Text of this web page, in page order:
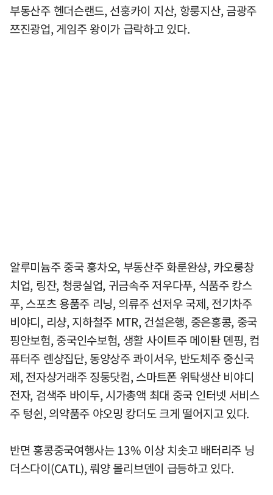
부동산주 헨더슨랜드, 선훙카이 지산, 항룽지산, 금광주
쯔진광업, 게임주 왕이가 급락하고 있다.
알루미늄주 중국 훙차오, 부동산주 화룬완샹, 카오룽창
치업, 링잔, 청쿵실업, 귀금속주 저우다푸, 식품주 캉스
푸, 스포츠 용품주 리닝, 의류주 선저우 국제, 전기차주
비야디, 리샹, 지하철주 MTR, 건설은행, 중은홍콩, 중국
핑안보험, 중국인수보험, 생활 사이트주 메이퇀 뎬핑, 컴
퓨터주 롄샹집단, 동양상주 콰이서우, 반도체주 중신국
제, 전자상거래주 징둥닷컴, 스마트폰 위탁생산 비야디
전자, 검색주 바이두, 시가총액 최대 중국 인터넷 서비스
주 텅쉰, 의약품주 야오밍 캉더도 크게 떨어지고 있다.
반면 홍콩중국여행사는 13% 이상 치솟고 배터리주 닝
더스다이(CATL), 뤄양 몰리브덴이 급등하고 있다.